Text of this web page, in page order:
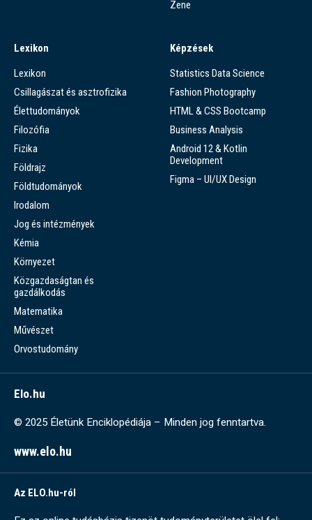
Zene
Lexikon
Lexikon
Csillagászat és asztrofizika
Élettudományok
Filozófia
Fizika
Földrajz
Földtudományok
Irodalom
Jog és intézmények
Kémia
Környezet
Közgazdaságtan és
gazdálkodás
Matematika
Művészet
Orvostudomány
Képzések
Statistics Data Science
Fashion Photography
HTML & CSS Bootcamp
Business Analysis
Android 12 & Kotlin
Development
Figma – UI/UX Design
Elo.hu
© 2025 Életünk Enciklopédiája – Minden jog fenntartva.
www.elo.hu
Az ELO.hu-ról